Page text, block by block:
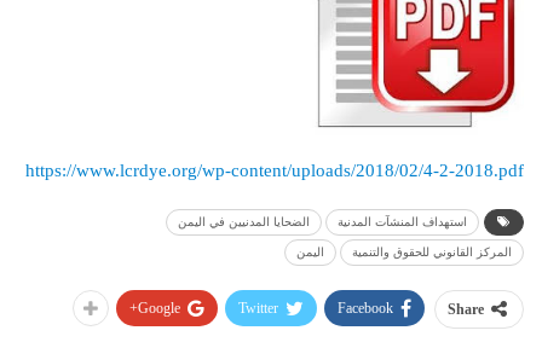
https://www.lcrdye.org/wp-content/uploads/2018/02/4-2-2018.pdf
استهداف المنشآت المدنية الضحايا المدنيين في اليمن
المركز القانوني للحقوق والتنمية اليمن
Share
Facebook
Twitter
Google+